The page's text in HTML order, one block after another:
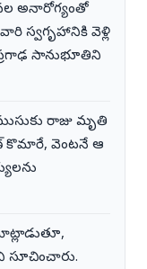
అనారోగ్యంతో
స్వగృహానికి వెళ్లి
సానుభూతిని
రాజు మృతి
కొమారే, వెంటనే ఆ
సూచించారు.